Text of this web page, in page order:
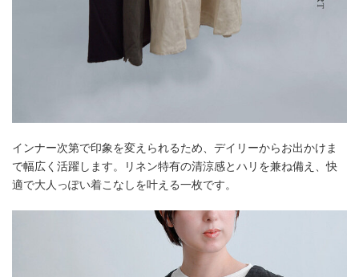
インナー次第で印象を変えられるため、デイリーからお出かけま
で幅広く活躍します。リネン特有の清涼感とハリを兼ね備え、快
適で大人っぽい着こなしを叶える一枚です。